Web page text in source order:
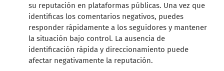
su reputación en plataformas públicas. Una vez que
identificas los comentarios negativos, puedes
responder rápidamente a los seguidores y mantener
la situación bajo control. La ausencia de
identificación rápida y direccionamiento puede
afectar negativamente la reputación.